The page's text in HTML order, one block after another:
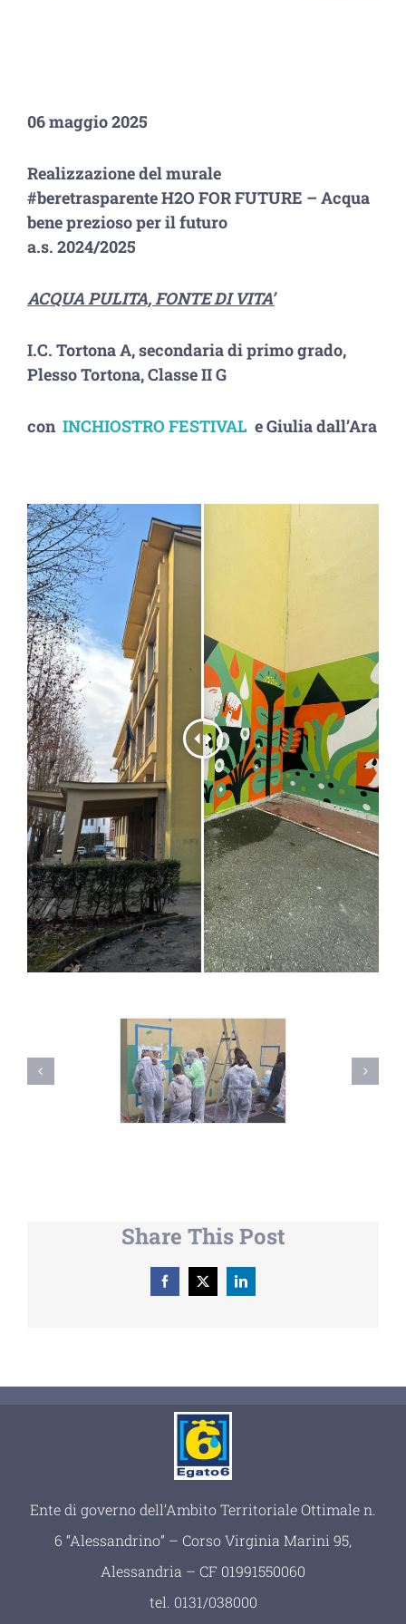
06 maggio 2025
Realizzazione del murale
#beretrasparenteH2O FOR FUTURE – Acqua
bene prezioso per il futuro
a.s. 2024/2025
ACQUA PULITA, FONTE DI VITA’
I.C. Tortona A, secondaria di primo grado,
Plesso Tortona, Classe II G
con INCHIOSTRO FESTIVALe Giulia dall’Ara
Share This Post
Facebook
X LinkedIn
Ente di governo dell’Ambito Territoriale Ottimale n.
6 “Alessandrino” – Corso Virginia Marini 95,
Alessandria – CF 01991550060
tel. 0131/038000